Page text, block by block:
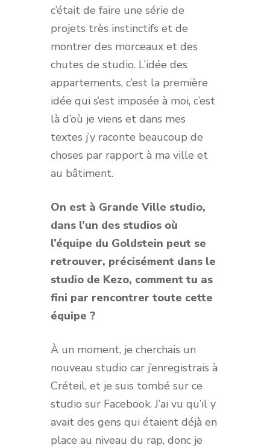
c’était de faire une série de
projets très instinctifs et de
montrer des morceaux et des
chutes de studio. L’idée des
appartements, c’est la première
idée qui s’est imposée à moi, c’est
là d’où je viens et dans mes
textes j’y raconte beaucoup de
choses par rapport à ma ville et
au bâtiment.
On est à Grande Ville studio,
dans l’un des studios où
l’équipe du Goldstein peut se
retrouver, précisément dans le
studio de Kezo, comment tu as
fini par rencontrer toute cette
équipe ?
À un moment, je cherchais un
nouveau studio car j’enregistrais à
Créteil, et je suis tombé sur ce
studio sur Facebook. J’ai vu qu’il y
avait des gens qui étaient déjà en
place au niveau du rap, donc je